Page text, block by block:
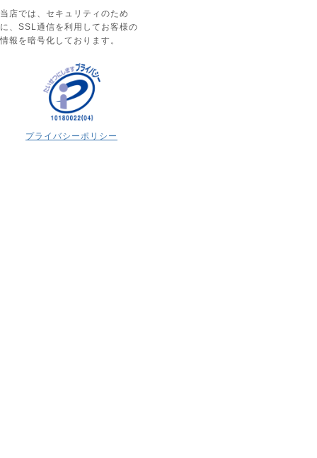
当店では、セキュリティのため
に、SSL通信を利用してお客様の
情報を暗号化しております。
プライバシーポリシー